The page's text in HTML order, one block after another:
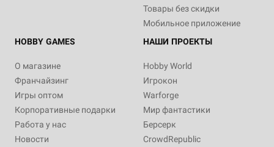
Товары без скидки
Мобильное приложение
HOBBY GAMES
О магазине
Франчайзинг
Игры оптом
Корпоративные подарки
Работа у нас
Новости
НАШИ ПРОЕКТЫ
Hobby World
Игрокон
Warforge
Мир фантастики
Берсерк
CrowdRepublic